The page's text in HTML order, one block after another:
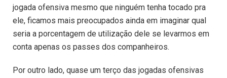
jogada ofensiva mesmo que ninguém tenha tocado pra
ele, ficamos mais preocupados ainda em imaginar qual
seria a porcentagem de utilização dele se levarmos em
conta apenas os passes dos companheiros.
Por outro lado, quase um terço das jogadas ofensivas